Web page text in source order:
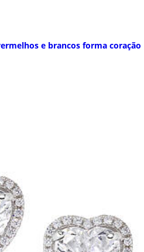
e brancos forma coração